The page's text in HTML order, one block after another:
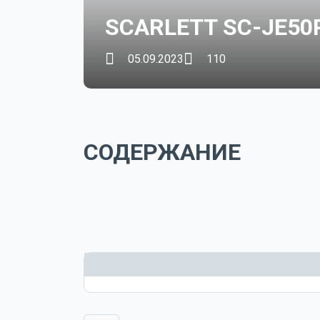
SCARLETT SC-
05.09.2023 110
СОДЕРЖАНИЕ